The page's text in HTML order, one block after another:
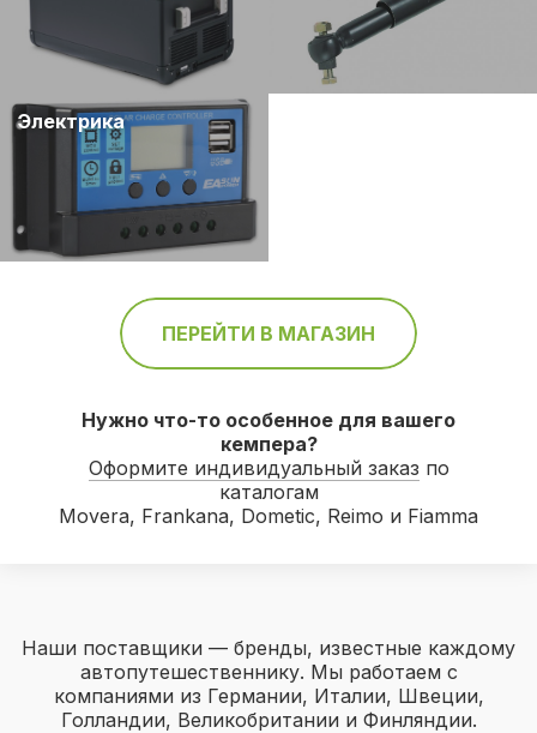
Электрика
ПЕРЕЙТИ В МАГАЗИН
Нужно что-то особенное для вашего
кемпера?
Оформите индивидуальный заказ по
каталогам
Movera, Frankana, Dometic, Reimo и Fiamma
Наши поставщики — бренды, известные каждому
автопутешественнику. Мы работаем с
компаниями из Германии, Италии, Швеции,
Голландии, Великобритании и Финляндии.